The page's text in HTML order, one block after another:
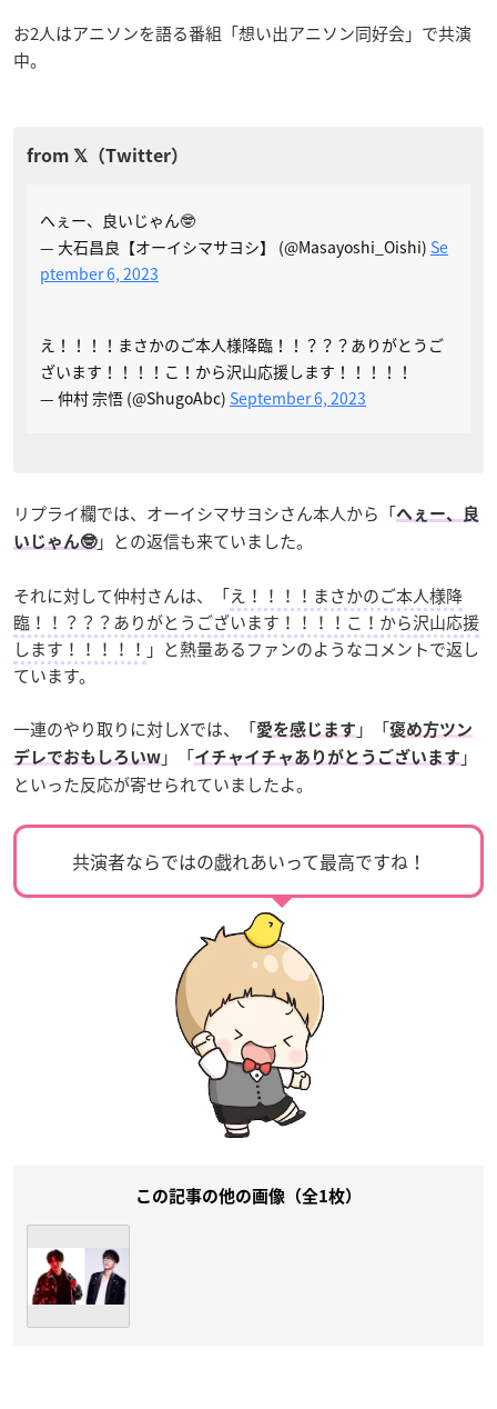
お2人はアニソンを語る番組「想い出アニソン同好会」で共演
中。
へぇー、良いじゃん🤓
— 大石昌良【オーイシマサヨシ】 (@Masayoshi_Oishi) Se
ptember 6, 2023
え！！！！まさかのご本人様降臨！！？？？ありがとうご
ざいます！！！！こ！から沢山応援します！！！！！
— 仲村 宗悟 (@ShugoAbc) September 6, 2023
リプライ欄では、オーイシマサヨシさん本人から「へぇー、良
いじゃん🤓」との返信も来ていました。
それに対して仲村さんは、「え！！！！まさかのご本人様降
臨！！？？？ありがとうございます！！！！こ！から沢山応援
します！！！！！ 」と熱量あるファンのようなコメントで返し
ています。
一連のやり取りに対しXでは、「愛を感じます 」「褒め方ツン
デレでおもしろいw 」「イチャイチャありがとうございます 」
といった反応が寄せられていましたよ。
共演者ならではの戯れあいって最高ですね！
この記事の他の画像（全1枚）